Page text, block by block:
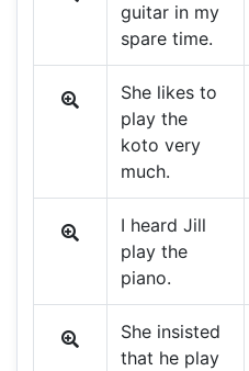
guitar in my
spare time.
She likes to
play the
koto very
much.
I heard Jill
play the
piano.
She insisted
that he play